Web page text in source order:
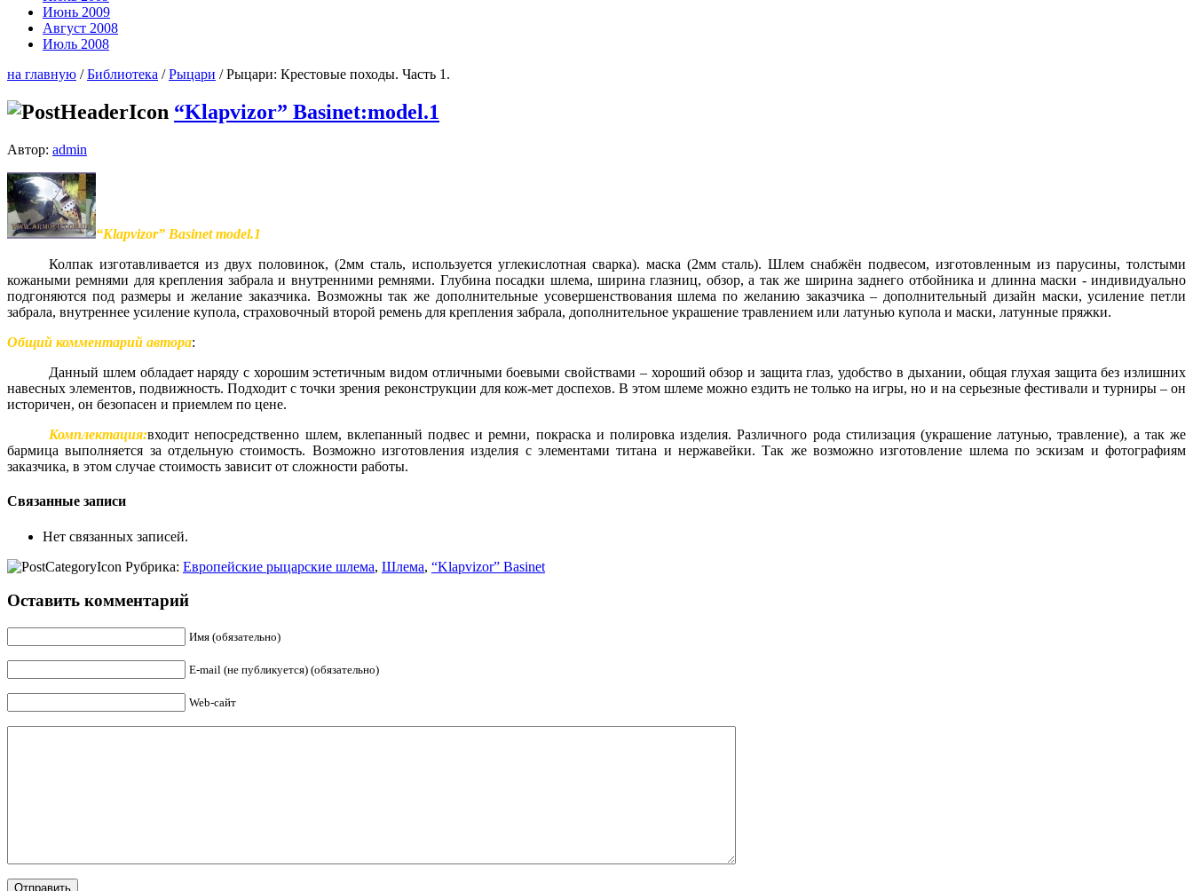
Июнь 2009
Август 2008
Июль 2008
на главную /Библиотека /Рыцари / Рыцари: Крестовые походы. Часть 1.
“Klapvizor” Basinet:model.1
Автор: admin
“Klapvizor” Basinetmodel.1
Колпак изготавливается из двух половинок, (2мм сталь, используется углекислотная сварка). маска (2мм сталь).Шлем снабжён подвесом, изготовленным из парусины, толстыми
кожаными ремнями для крепления забрала и внутренними ремнями. Глубина посадки шлема, ширина глазниц, обзор, а так же ширина заднего отбойника и длинна маски - индивидуально
подгоняются под размеры и желание заказчика. Возможны так же дополнительные усовершенствования шлема по желанию заказчика – дополнительный дизайн маски, усиление петли
забрала, внутреннее усиление купола, страховочный второй ремень для крепления забрала, дополнительное украшение травлением или латунью купола и маски, латунные пряжки.
Общий комментарий автора:
Данный шлем обладает наряду с хорошим эстетичным видом отличными боевыми свойствами – хороший обзор и защита глаз, удобство в дыхании, общая глухая защита без излишних
навесных элементов, подвижность. Подходит с точки зрения реконструкции для кож-мет доспехов. В этом шлеме можно ездить не только на игры, но и на серьезные фестивали и турниры – он
историчен, он безопасен и приемлем по цене.
Комплектация:входит непосредственно шлем, вклепанный подвес и ремни, покраска и полировка изделия. Различного рода стилизация (украшение латунью, травление), а так же
бармица выполняется за отдельную стоимость. Возможно изготовления изделия с элементами титана и нержавейки. Так же возможно изготовление шлема по эскизам и фотографиям
заказчика, в этом случае стоимость зависит от сложности работы.
Связанные записи
Нет связанных записей.
Рубрика: Европейские рыцарские шлема, Шлема, “Klapvizor” Basinet
Оставить комментарий
Имя (обязательно)
E-mail (не публикуется) (обязательно)
Web-сайт
Отправить